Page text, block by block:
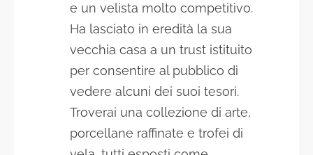
e un velista molto competitivo.
Ha lasciato in eredità la sua
vecchia casa a un trust istituito
per consentire al pubblico di
vedere alcuni dei suoi tesori.
Troverai una collezione di arte,
porcellane raffinate e trofei di